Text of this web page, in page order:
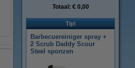
Totaal: € 0,00
Tip!
Barbecuereiniger spray +
2 Scrub Daddy Scour
Steel sponzen